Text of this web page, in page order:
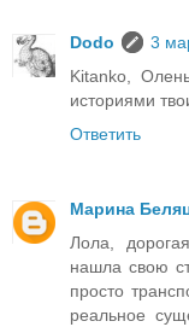
Dodo
3
Kitanko,
историями
Ответить
Марина
Лола,
нашла свою
просто
реальное